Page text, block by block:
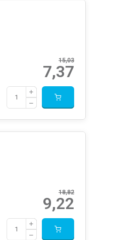
15,03
7,37
18,82
9,22